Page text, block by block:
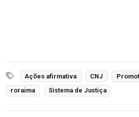
Ações afirmativa CNJ
roraima
Sistema de Justiça